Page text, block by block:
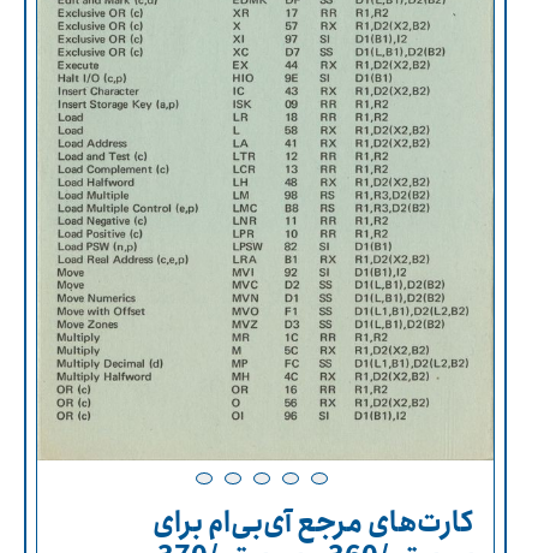
کارت‌های مرجع آی‌بی‌ام برای